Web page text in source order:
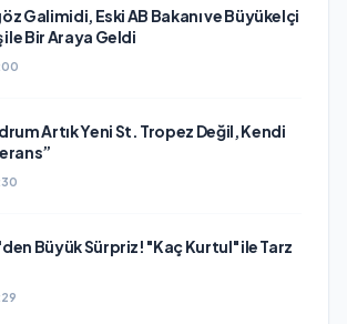
Galimidi, Eski AB Bakanı ve Büyükelçi
ile Bir Araya Geldi
Artık Yeni St. Tropez Değil, Kendi
Büyük Sürpriz! "Kaç Kurtul" ile Tarz